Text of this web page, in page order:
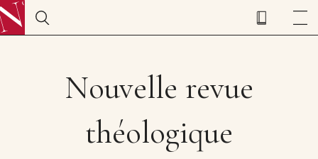
Nouvelle revue
théologique